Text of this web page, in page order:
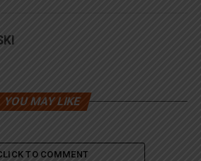
YOU MAY LIKE
TO COMMENT